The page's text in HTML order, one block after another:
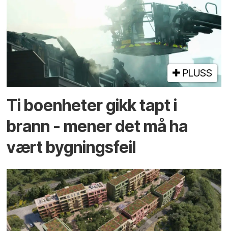
PLUSS
Ti boenheter gikk tapt i
brann - mener det må ha
vært bygnings­feil